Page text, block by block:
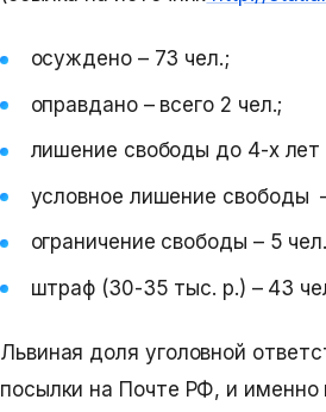
осуждено – 73 чел.;
оправдано – всего 2 чел.;
лишение свободы до 4-х лет
условное лишение свободы
ограничение свободы – 5
штраф (30-35 тыс. р.) – 43
Львиная доля уголовной
посылки на Почте РФ, и именно